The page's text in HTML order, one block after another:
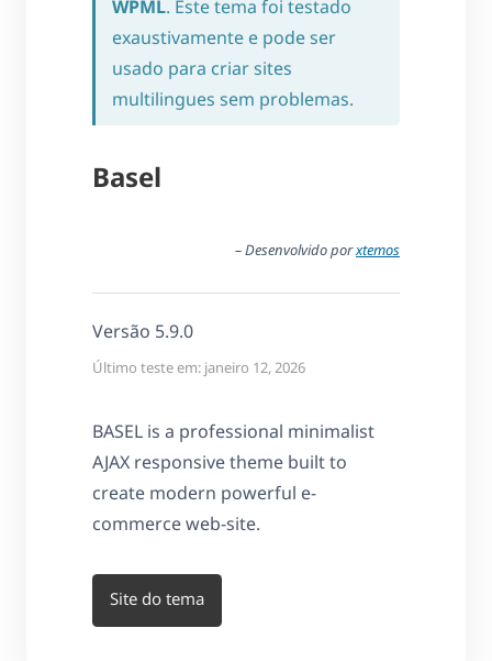
WPML. Este tema foi testado
exaustivamente e pode ser
usado para criar sites
multilingues sem problemas.
Basel
– Desenvolvido porxtemos
Versão 5.9.0
Último teste em: janeiro 12, 2026
BASEL is a professional minimalist
AJAX responsive theme built to
create modern powerful e-
commerce web-site.
Site do tema